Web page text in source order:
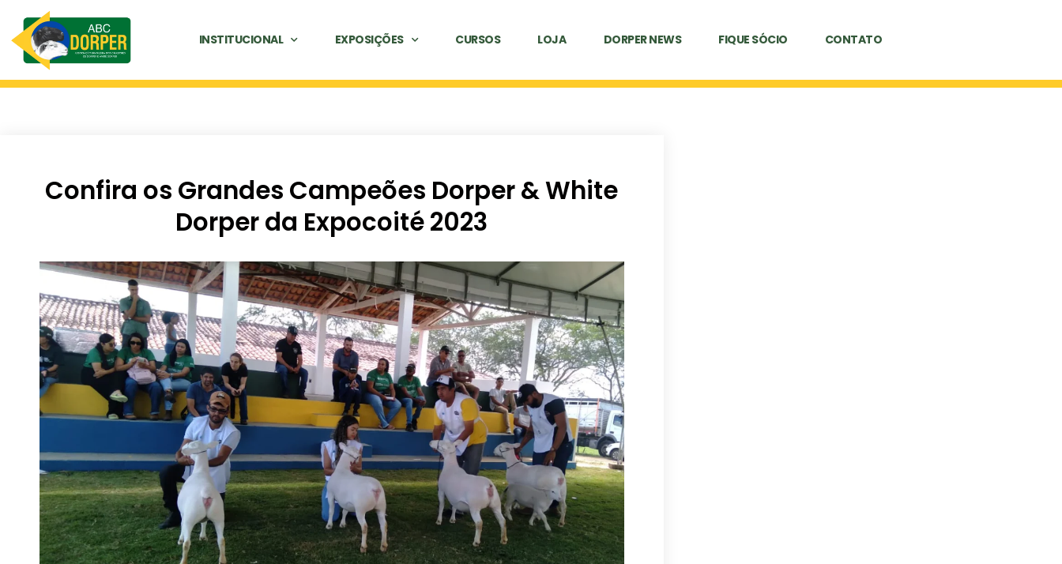
INSTITUCIONAL EXPOSIÇÕES CURSOS LOJA DORPER NEWS FIQUE SÓCIO CONTATO
Confira os Grandes Campeões Dorper & White
Dorper da Expocoité 2023